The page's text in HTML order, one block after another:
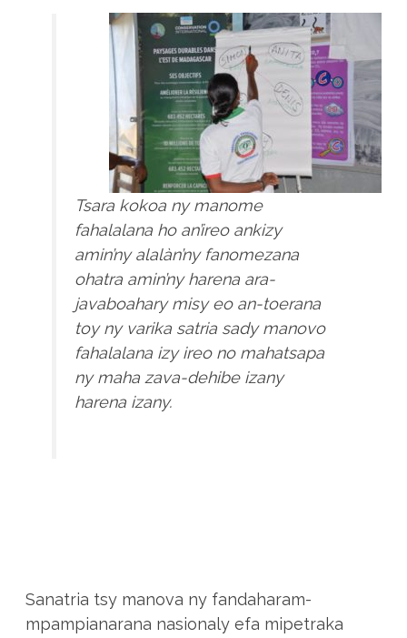
Tsara kokoa ny manome
fahalalana ho an’ireo ankizy
amin’ny alalàn’ny fanomezana
ohatra amin’ny harena ara-
javaboahary misy eo an-toerana
toy ny varika satria sady manovo
fahalalana izy ireo no mahatsapa
ny maha zava-dehibe izany
harena izany.
Sanatria tsy manova ny fandaharam-
mpampianarana nasionaly efa mipetraka